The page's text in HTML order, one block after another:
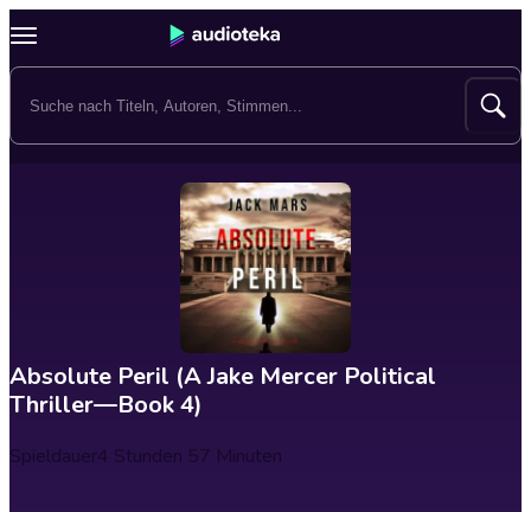
Absolute Peril (A Jake Mercer Political
Thriller—Book 4)
Spieldauer4 Stunden 57 Minuten